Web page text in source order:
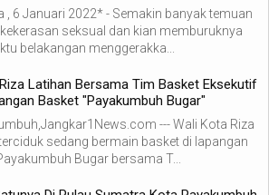
, 6 Januari 2022* - Semakin banyak temuan
seksual dan kian memburuknya
belakangan menggerakka...
Latihan Bersama Tim Basket Eksekutif
Basket "Payakumbuh Bugar"
--- Wali Kota Riza
sedang bermain basket di lapangan
Bugar bersama T...